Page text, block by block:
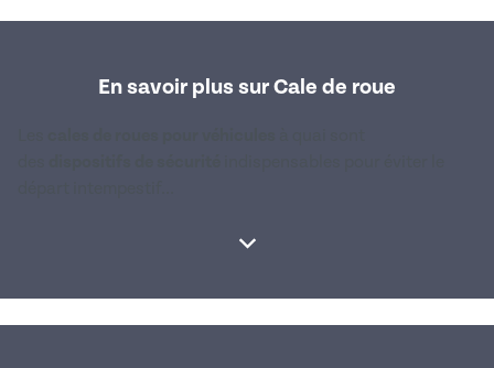
En savoir plus sur Cale de roue
Afficher la suite